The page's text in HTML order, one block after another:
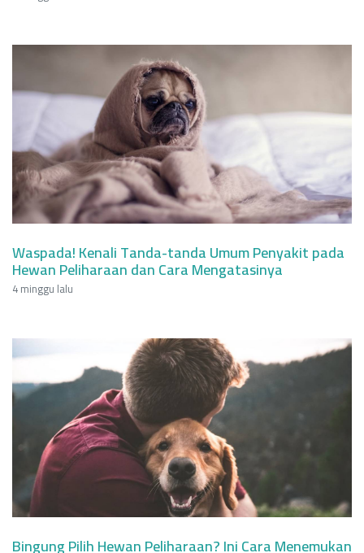
Waspada! Kenali Tanda-tanda Umum Penyakit pada
Hewan Peliharaan dan Cara Mengatasinya
4 minggu lalu
Bingung Pilih Hewan Peliharaan? Ini Cara Menemukan